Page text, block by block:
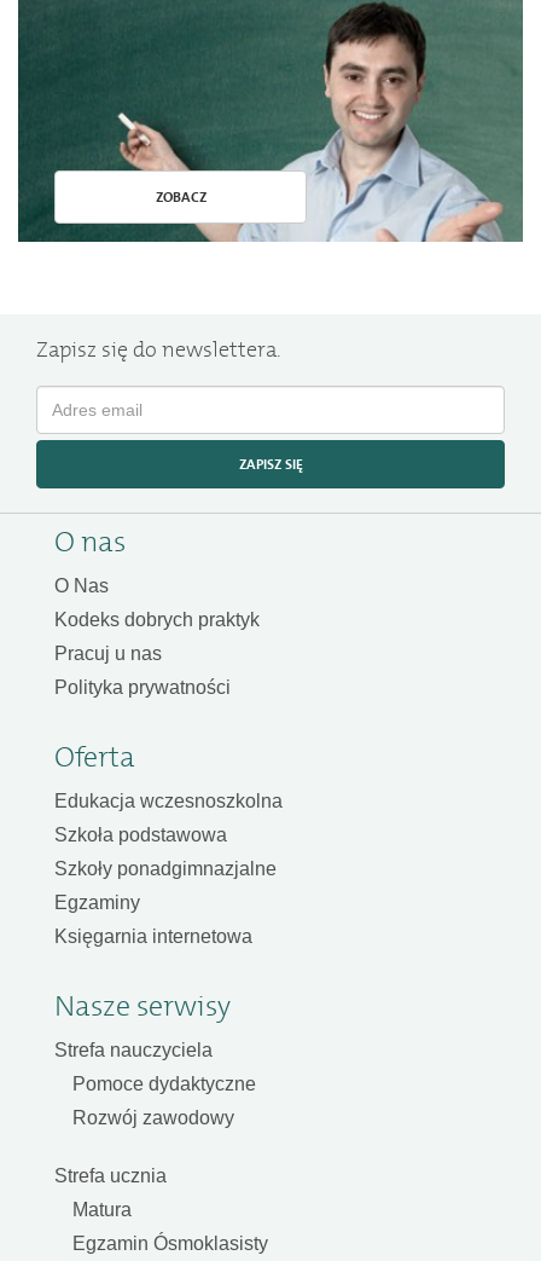
ZOBACZ
Zapisz się do newslettera.
ZAPISZ SIĘ
O nas
O Nas
Kodeks dobrych praktyk
Pracuj u nas
Polityka prywatności
Oferta
Edukacja wczesnoszkolna
Szkoła podstawowa
Szkoły ponadgimnazjalne
Egzaminy
Księgarnia internetowa
Nasze serwisy
Strefa nauczyciela
Pomoce dydaktyczne
Rozwój zawodowy
Strefa ucznia
Matura
Egzamin Ósmoklasisty